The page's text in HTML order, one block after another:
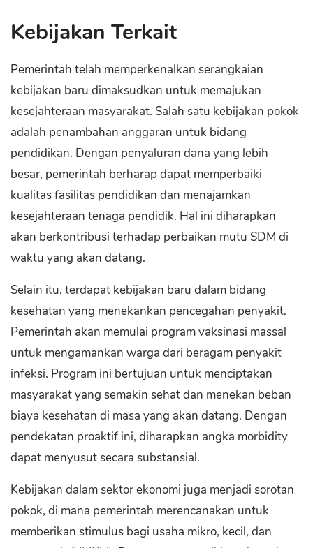
Kebijakan Terkait
Pemerintah telah memperkenalkan serangkaian
kebijakan baru dimaksudkan untuk memajukan
kesejahteraan masyarakat. Salah satu kebijakan pokok
adalah penambahan anggaran untuk bidang
pendidikan. Dengan penyaluran dana yang lebih
besar, pemerintah berharap dapat memperbaiki
kualitas fasilitas pendidikan dan menajamkan
kesejahteraan tenaga pendidik. Hal ini diharapkan
akan berkontribusi terhadap perbaikan mutu SDM di
waktu yang akan datang.
Selain itu, terdapat kebijakan baru dalam bidang
kesehatan yang menekankan pencegahan penyakit.
Pemerintah akan memulai program vaksinasi massal
untuk mengamankan warga dari beragam penyakit
infeksi. Program ini bertujuan untuk menciptakan
masyarakat yang semakin sehat dan menekan beban
biaya kesehatan di masa yang akan datang. Dengan
pendekatan proaktif ini, diharapkan angka morbidity
dapat menyusut secara substansial.
Kebijakan dalam sektor ekonomi juga menjadi sorotan
pokok, di mana pemerintah merencanakan untuk
memberikan stimulus bagi usaha mikro, kecil, dan